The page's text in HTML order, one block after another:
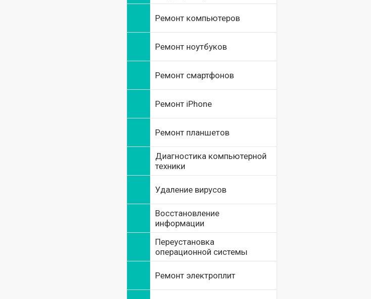
Ремонт компьютеров
Ремонт ноутбуков
Ремонт смартфонов
Ремонт iPhone
Ремонт планшетов
Диагностика компьютерной
техники
Удаление вирусов
Восстановление
информации
Переустановка
операционной системы
Ремонт электроплит